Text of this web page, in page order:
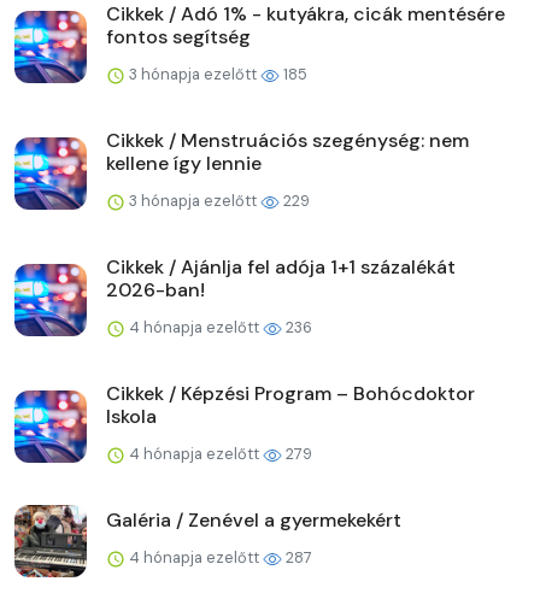
Cikkek / Adó 1% - kutyákra, cicák mentésére
fontos segítség
3 hónapja ezelőtt 185
Cikkek / Menstruációs szegénység: nem
kellene így lennie
3 hónapja ezelőtt 229
Cikkek / Ajánlja fel adója 1+1 százalékát
2026-ban!
4 hónapja ezelőtt 236
Cikkek / Képzési Program – Bohócdoktor
Iskola
4 hónapja ezelőtt 279
Galéria / Zenével a gyermekekért
4 hónapja ezelőtt 287